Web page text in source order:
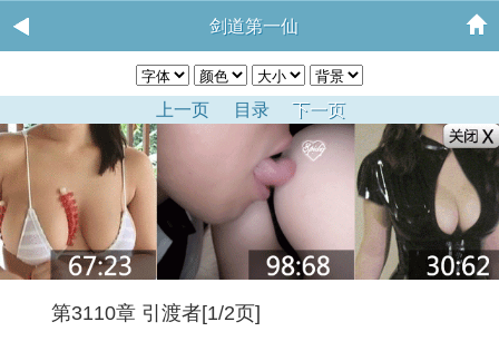
剑道第一仙
上一页 目录 下一页
第3110章 引渡者[1/2页]